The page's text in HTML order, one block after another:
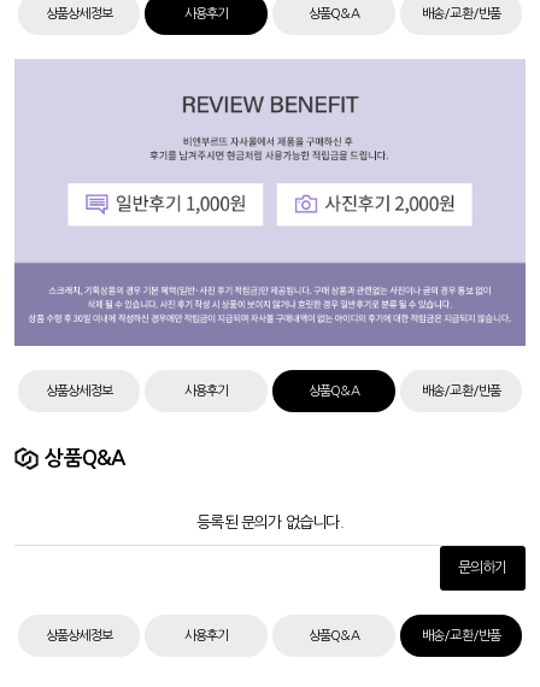
상품상세정보 사용후기 상품Q&A 배송/교환/반품
상품상세정보 사용후기 상품Q&A 배송/교환/반품
상품Q&A
등록된 문의가 없습니다.
문의하기
상품상세정보 사용후기 상품Q&A 배송/교환/반품